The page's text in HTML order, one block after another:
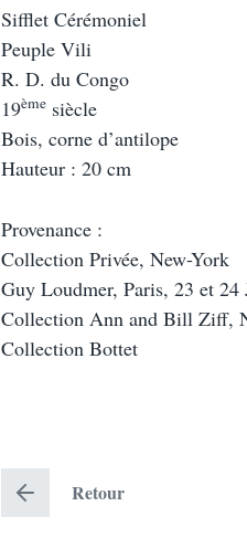
Sifflet Cérémoniel
Peuple Vili
R. D. du Congo
19ème siècle
Bois, corne d’antilope
Hauteur : 20 cm
Provenance :
Collection Privée, New-York
Guy Loudmer, Paris, 23 et
Collection Ann and Bill Ziff,
Collection Bottet
R
e
Retour